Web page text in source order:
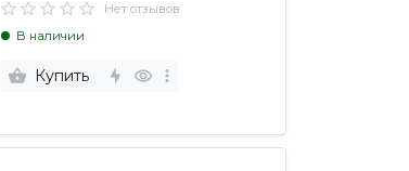
Нет отзывов
В наличии
Купить